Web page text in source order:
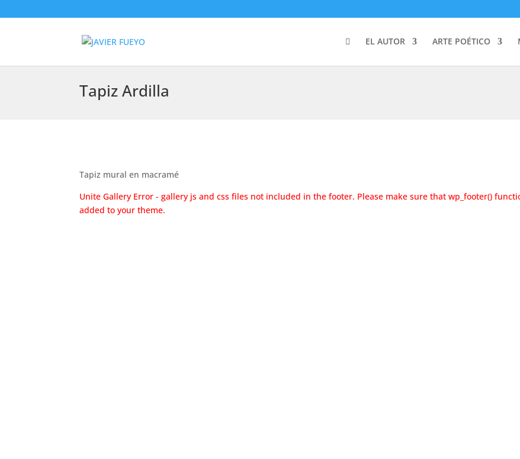
EL AUTOR ARTE POÉTICO
Tapiz Ardilla
Tapiz mural en macramé
Unite Gallery Error - gallery js and css files not included in the footer. Please make sure that wp_footer()
added to your theme.